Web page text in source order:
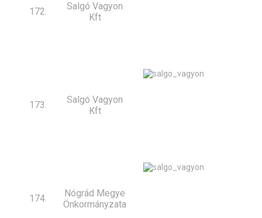
172.
Salgó Vagyon
Kft
173.
Salgó Vagyon
Kft
174.
Nógrád Megye
Önkormányzata